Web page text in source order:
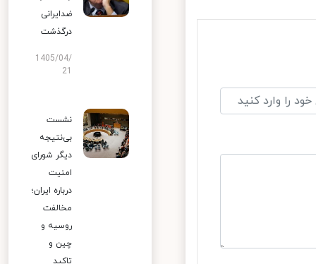
ضدایرانی
درگذشت
1405/04/
نشست
بی‌نتیجه
دیگر شورای
امنیت
درباره ایران؛
مخالفت
روسیه و
چین و
تاکید